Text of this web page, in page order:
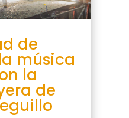
de
música
la
de